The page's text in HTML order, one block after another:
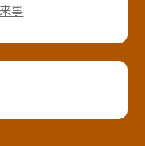
事